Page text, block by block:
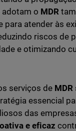
adotam o MDR
para atender às
riscos de
e otimizando
serviços de MDR
essencial
das
e eficaz